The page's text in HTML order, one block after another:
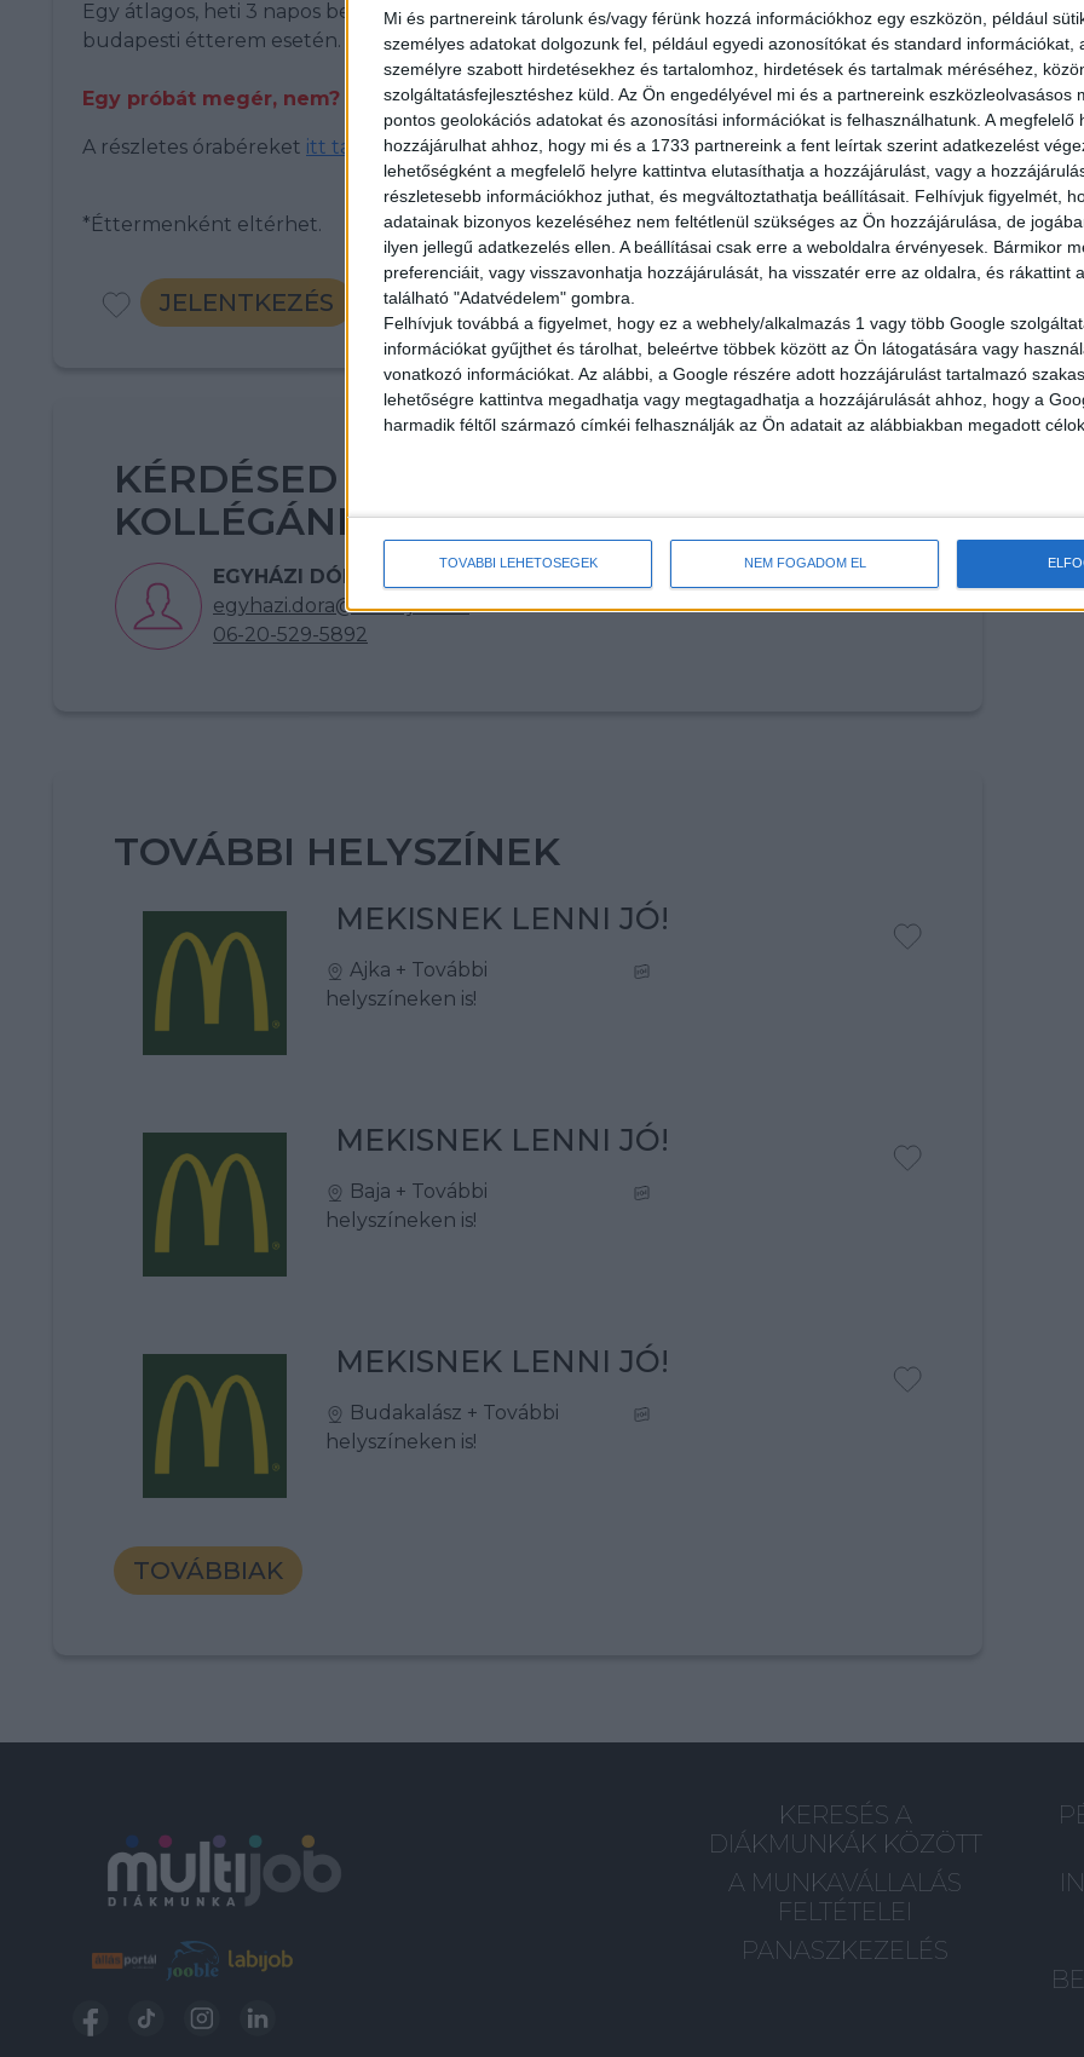
Mi és partnereink tárolunk és/vagy férünk hozzá információkhoz egy eszközön, például
személyes adatokat dolgozunk fel, például egyedi azonosítókat és standard információkat,
személyre szabott hirdetésekhez és tartalomhoz, hirdetések és tartalmak méréséhez,
szolgáltatásfejlesztéshez küld. Az Ön engedélyével mi és a partnereink eszközleolvasásos
pontos geolokációs adatokat és azonosítási információkat is felhasználhatunk. A megfelelő
hozzájárulhat ahhoz, hogy mi és a 1733 partnereink a fent leírtak szerint adatkezelést
lehetőségként a megfelelő helyre kattintva elutasíthatja a hozzájárulást, vagy a
részletesebb információkhoz juthat, és megváltoztathatja beállításait. Felhívjuk figyelmét,
adatainak bizonyos kezeléséhez nem feltétlenül szükséges az Ön hozzájárulása, de
ilyen jellegű adatkezelés ellen. A beállításai csak erre a weboldalra érvényesek. Bármikor
preferenciáit, vagy visszavonhatja hozzájárulását, ha visszatér erre az oldalra, és rákattint
található "Adatvédelem" gombra.
Felhívjuk továbbá a figyelmet, hogy ez a webhely/alkalmazás 1 vagy több Google
információkat gyűjthet és tárolhat, beleértve többek között az Ön látogatására vagy
vonatkozó információkat. Az alábbi, a Google részére adott hozzájárulást tartalmazó
lehetőségre kattintva megadhatja vagy megtagadhatja a hozzájárulását ahhoz, hogy a
harmadik féltől származó címkéi felhasználják az Ön adatait az alábbiakban megadott
TOVÁBBI LEHETŐSÉGEK NEM FOGADOM EL
Egy átlagos, heti 3 napos beosztással, 14–22 órás műszakkal számolva egy normál
budapesti étterem esetén.
Egy próbát megér, nem?
A részletes órabéreket itt találod!
*Éttermenként eltérhet.
JELENTKEZÉS
KÉRDÉSED VAN? KERESD
KOLLÉGÁNKAT!
EGYHÁZI DÓRA
egyhazi.dora@multijob.hu
06-20-529-5892
TOVÁBBI HELYSZÍNEK
MEKISNEK LENNI JÓ!
Ajka + További
helyszíneken is!
MEKISNEK LENNI JÓ!
Baja + További
helyszíneken is!
MEKISNEK LENNI JÓ!
Budakalász + További
helyszíneken is!
TOVÁBBIAK
KERESÉS A
DIÁKMUNKÁK KÖZÖTT
A MUNKAVÁLLALÁS
FELTÉTELEI
PANASZKEZELÉS